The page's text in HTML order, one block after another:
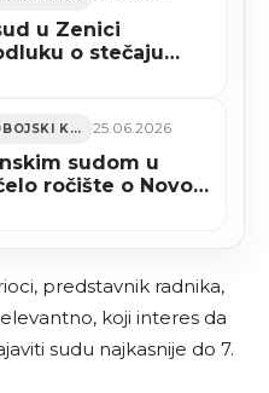
u Zenici
o stečaju
ZENIČKO-DOBOJSKI KANTON 25.06.2026
sudom u
ročište o Novoj
predstavnik radnika,
koji interes da
sudu najkasnije do 7.